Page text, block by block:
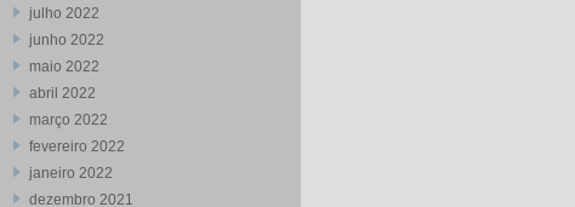
julho 2022
junho 2022
maio 2022
abril 2022
março 2022
fevereiro 2022
janeiro 2022
dezembro 2021